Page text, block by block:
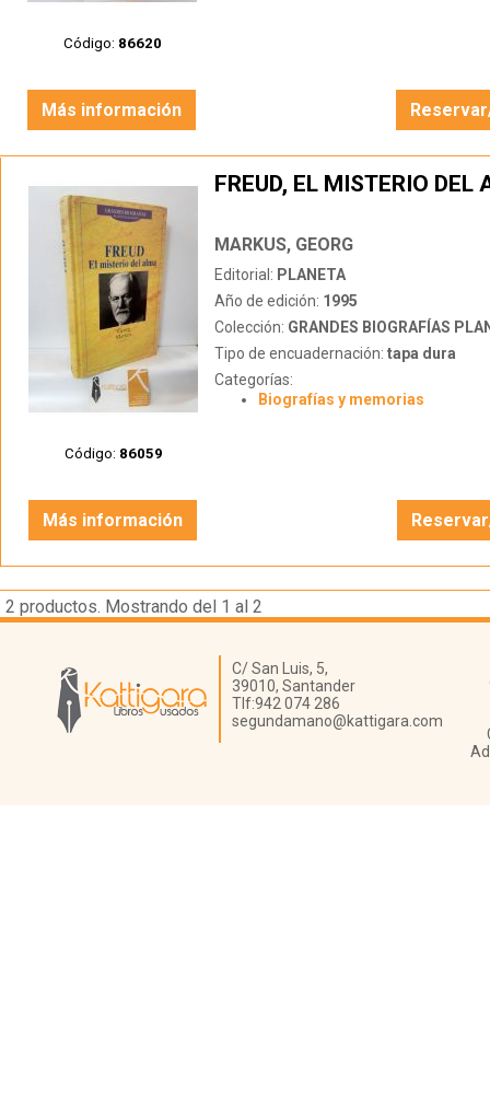
Código: 86620
Más información
Código: 86059
FREUD, EL MISTERIO DEL
MARKUS, GEORG
Editorial: PLANETA
Año de edición: 1995
Colección: GRANDES BIOGRAFÍAS
Tipo de encuadernación: tapa dura
Categorías:
Biografías y memorias
Más información
2 productos. Mostrando del 1 al 2
Librería Kattigara
C/ San Luis, 5,
39010, Santander
Tlf:942 074 286
segundamano@kattigara.com